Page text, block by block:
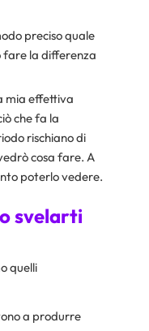
preciso quale
fare la differenza
mia effettiva
che fa la
rischiano di
cosa fare. A
poterlo vedere.
svelarti
quelli
a produrre